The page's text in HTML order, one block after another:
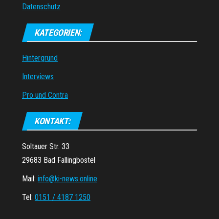
Datenschutz
KATEGORIEN:
Hintergrund
Interviews
Pro und Contra
KONTAKT:
Soltauer Str. 33
29683 Bad Fallingbostel
Mail: info@ki-news.online
Tel: 0151 / 4187 1250